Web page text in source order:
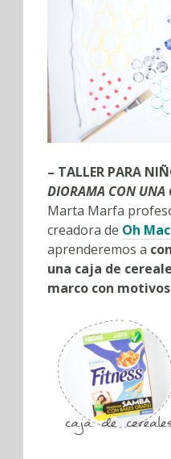
– TALLER PARA
DIORAMA CON UNA
Marta Marfa
creadora de Oh
aprenderemos a
una caja de
marco con